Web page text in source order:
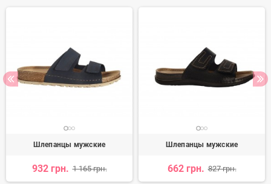
Шлепанцы мужские
932 грн. 1 165 грн.
Шлепанцы мужские
662 грн. 827 грн.